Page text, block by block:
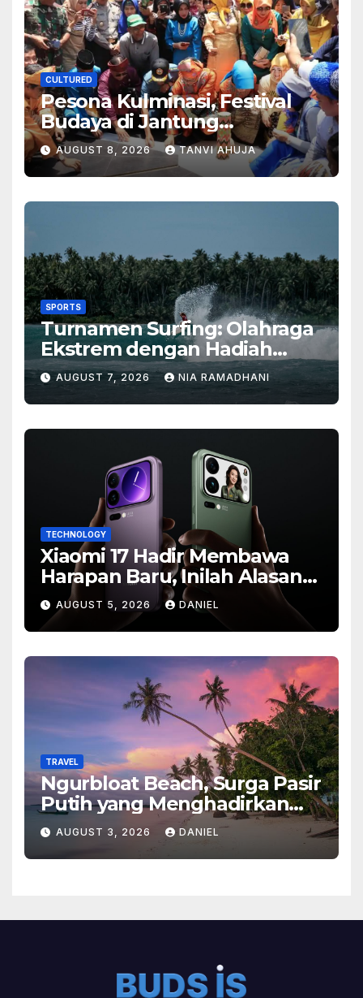
CULTURED
Pesona Kulminasi, Festival
Budaya di Jantung
Kalimantan
AUGUST 8, 2026 TANVI AHUJA
SPORTS
Turnamen Surfing: Olahraga
Ekstrem dengan Hadiah
Besar
AUGUST 7, 2026 NIA RAMADHANI
TECHNOLOGY
Xiaomi 17 Hadir Membawa
Harapan Baru, Inilah Alasan
Banyak Orang Menantikan
Ponsel Flagship Ini
AUGUST 5, 2026 DANIEL
TRAVEL
Ngurbloat Beach, Surga Pasir
Putih yang Menghadirkan
Ketenangan dan Pesona
Alam Tak Terlupakan
AUGUST 3, 2026 DANIEL